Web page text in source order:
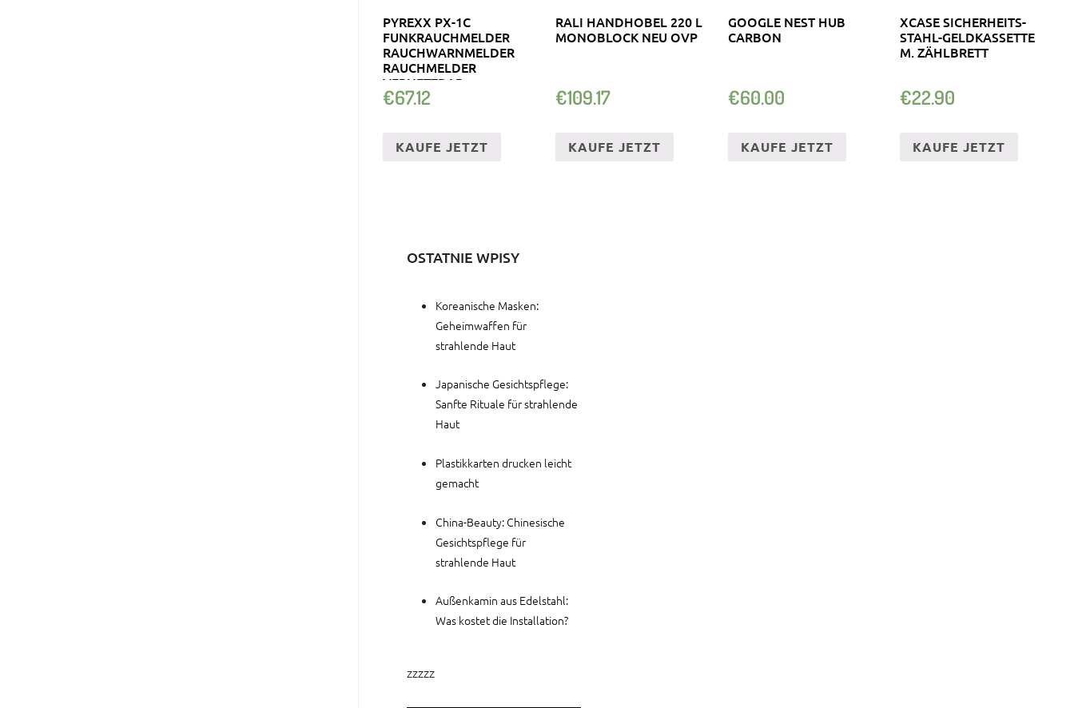
PYREXX PX-1C
FUNKRAUCHMELDER
RAUCHWARNMELDER
RAUCHMELDER
VERNETZBAR
€67.12
KAUFE JETZT
RALI HANDHOBEL 220 L
MONOBLOCK NEU OVP
€109.17
KAUFE JETZT
GOOGLE NEST HUB
CARBON
€60.00
KAUFE JETZT
XCASE SICHERHEITS-
STAHL-GELDKASSETTE
M. ZÄHLBRETT
€22.90
KAUFE JETZT
OSTATNIE WPISY
Koreanische Masken:
Geheimwaffen für
strahlende Haut
Japanische Gesichtspflege:
Sanfte Rituale für strahlende
Haut
Plastikkarten drucken leicht
gemacht
China-Beauty: Chinesische
Gesichtspflege für
strahlende Haut
Außenkamin aus Edelstahl:
Was kostet die Installation?
zzzzz